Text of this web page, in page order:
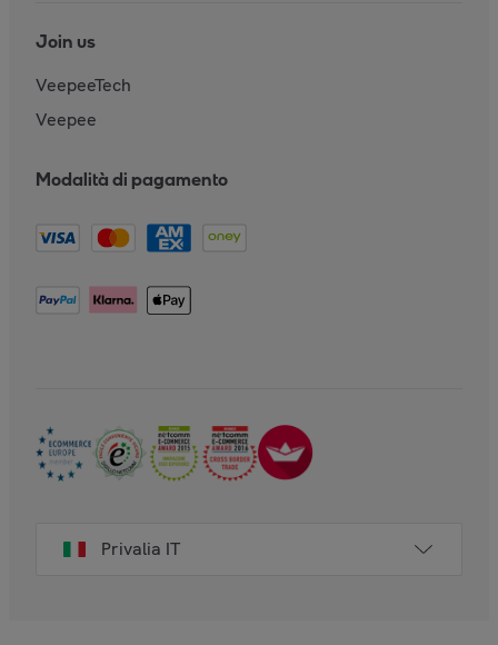
Join us
VeepeeTech
Veepee
Modalità di pagamento
Privalia IT